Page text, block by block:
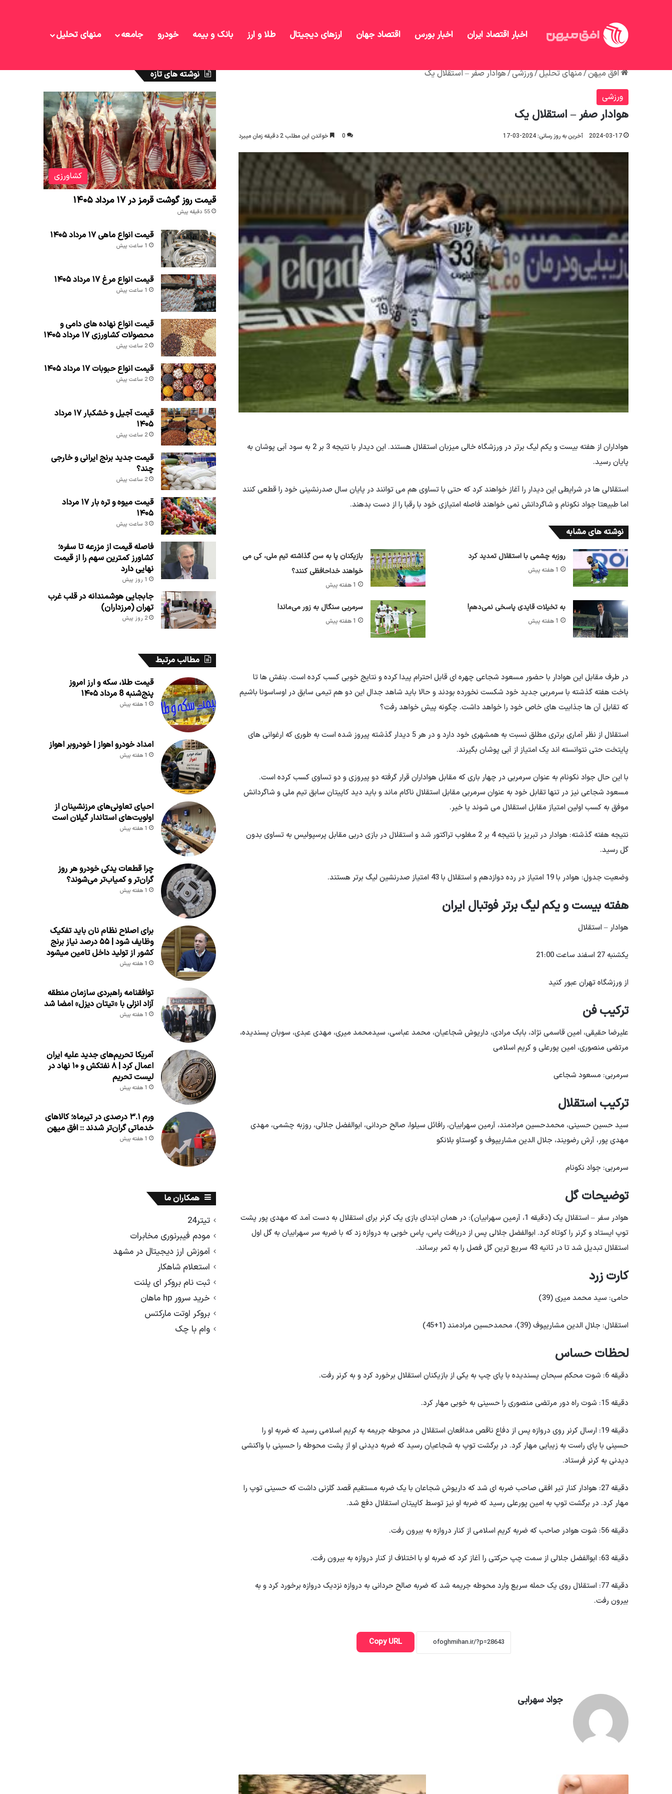
اخبار اقتصاد ایران اخبار بورس اقتصاد جهان ارزهای دیجیتال طلا و ارز بانک و بیمه خودرو جامعه منهای تحلیل
افق میهن/منهای تحلیل/ورزشی/هوادار صفر – استقلال یک
ورزشی
هوادار صفر – استقلال یک
2024-03-17 آخرین به روز رسانی: 2024-03-17 0 خواندن این مطلب 2 دقیقه زمان میبرد
هواداران از هفته بیست و یکم لیگ برتر در ورزشگاه خالی میزبان استقلال هستند. این دیدار با نتیجه 3 بر 2 به سود آبی پوشان به
پایان رسید.
استقلالی ها در شرایطی این دیدار را آغاز خواهند کرد که حتی با تساوی هم می توانند در پایان سال صدرنشینی خود را قطعی کنند
اما طبیعتا جواد نکونام و شاگردانش نمی خواهند فاصله امتیازی خود با رقبا را از دست بدهند.
نوشته های مشابه
روزبه چشمی با استقلال تمدید کرد
1 هفته پیش
بازیکنان پا به سن گذاشته تیم ملی، کی می
خواهند خداحافظی کنند؟
1 هفته پیش
به تخیلات قایدی پاسخی نمی‌دهم!
1 هفته پیش
سرمربی سنگال به زور می‌ماند!
1 هفته پیش
در طرف مقابل این هوادار با حضور مسعود شجاعی چهره ای قابل احترام پیدا کرده و نتایج خوبی کسب کرده است. بنفش ها تا
باخت هفته گذشته با سرمربی جدید خود شکست نخورده بودند و حالا باید شاهد جدال این دو هم تیمی سابق در اوساسونا باشیم
که تقابل آن ها جذابیت های خاص خود را خواهد داشت. چگونه پیش خواهد رفت؟
استقلال از نظر آماری برتری مطلق نسبت به همشهری خود دارد و در هر 5 دیدار گذشته پیروز شده است به طوری که ارغوانی های
پایتخت حتی نتوانسته اند یک امتیاز از آبی پوشان بگیرند.
با این حال جواد نکونام به عنوان سرمربی در چهار باری که مقابل هواداران قرار گرفته دو پیروزی و دو تساوی کسب کرده است.
مسعود شجاعی نیز در تنها تقابل خود به عنوان سرمربی مقابل استقلال ناکام ماند و باید دید کاپیتان سابق تیم ملی و شاگردانش
موفق به کسب اولین امتیاز مقابل استقلال می شوند یا خیر.
نتیجه هفته گذشته: هوادار در تبریز با نتیجه 4 بر 2 مغلوب تراکتور شد و استقلال در بازی دربی مقابل پرسپولیس به تساوی بدون
گل رسید.
وضعیت جدول: هوادر با 19 امتیاز در رده دوازدهم و استقلال با 43 امتیاز صدرنشین لیگ برتر هستند.
هفته بیست و یکم لیگ برتر فوتبال ایران
هوادار – استقلال
یکشنبه 27 اسفند ساعت 21:00
از ورزشگاه تهران عبور کنید
ترکیب فن
علیرضا حقیقی، امین قاسمی نژاد، بابک مرادی، داریوش شجاعیان، محمد عباسی، سیدمحمد میری، مهدی عبدی، سوبان پسندیده،
مرتضی منصوری، امین پورعلی و کریم اسلامی
سرمربی: مسعود شجاعی
ترکیب استقلال
سید حسین حسینی، محمدحسین مرادمند، آرمین سهرابیان، رافائل سیلوا، صالح حردانی، ابوالفضل جلالی، روزبه چشمی، مهدی
مهدی پور، آرش رضویند، جلال الدین مشاریپوف و گوستاو بلانکو
سرمربی: جواد نکونام
توضیحات گل
هوادر سفر – استقلال یک (دقیقه 1، آرمین سهرابیان): در همان ابتدای بازی یک کرنر برای استقلال به دست آمد که مهدی پور پشت
توپ ایستاد و کرنر را کوتاه کرد. ابوالفضل جلالی پس از دریافت پاس، پاس خوبی به دروازه زد که با ضربه سر سهرابیان به گل اول
استقلال تبدیل شد تا در ثانیه 43 سریع ترین گل فصل را به ثمر برساند.
کارت زرد
حامی: سید محمد میری (39)
استقلال: جلال الدین مشاریپوف (39)، محمدحسین مرادمند (1+45)
لحظات حساس
دقیقه 6: شوت محکم سبحان پسندیده با پای چپ به یکی از بازیکنان استقلال برخورد کرد و به کرنر رفت.
دقیقه 15: شوت راه دور مرتضی منصوری را حسینی به خوبی مهار کرد.
دقیقه 19: ارسال کرنر روی دروازه پس از دفاع ناقص مدافعان استقلال در محوطه جریمه به کریم اسلامی رسید که ضربه او را
حسینی با پای راست به زیبایی مهار کرد. در برگشت توپ به شجاعیان رسید که ضربه دیدنی او از پشت محوطه را حسینی با واکنشی
دیدنی به کرنر فرستاد.
دقیقه 27: هوادار کنار تیر افقی صاحب ضربه ای شد که داریوش شجاعان با یک ضربه مستقیم قصد گلزنی داشت که حسینی توپ را
مهار کرد. در برگشت توپ به امین پورعلی رسید که ضربه او نیز توسط کاپیتان استقلال دفع شد.
دقیقه 56: شوت هوادر صاحب که ضربه کریم اسلامی از کنار دروازه به بیرون رفت.
دقیقه 63: ابوالفضل جلالی از سمت چپ حرکتی را آغاز کرد که ضربه او با اختلاف از کنار دروازه به بیرون رفت.
دقیقه 77: استقلال روی یک حمله سریع وارد محوطه جریمه شد که ضربه صالح حردانی به دروازه نزدیک دروازه برخورد کرد و به
بیرون رفت.
Copy URL
جواد سهرابی
نوشته های تازه
کشاورزی
قیمت روز گوشت قرمز در ۱۷ مرداد ۱۴۰۵
55 دقیقه پیش
قیمت انواع ماهی ۱۷ مرداد ۱۴۰۵
1 ساعت پیش
قیمت انواع مرغ ۱۷ مرداد ۱۴۰۵
1 ساعت پیش
قیمت انواع نهاده های دامی و
محصولات کشاورزی ۱۷ مرداد ۱۴۰۵
2 ساعت پیش
قیمت انواع حبوبات ۱۷ مرداد ۱۴۰۵
2 ساعت پیش
قیمت آجیل و خشکبار ۱۷ مرداد
۱۴۰۵
2 ساعت پیش
قیمت جدید برنج ایرانی و خارجی
چند؟
2 ساعت پیش
قیمت میوه و تره بار ۱۷ مرداد
۱۴۰۵
3 ساعت پیش
فاصله قیمت از مزرعه تا سفره؛
کشاورز کمترین سهم را از قیمت
نهایی دارد
1 روز پیش
جابجایی هوشمندانه در قلب غرب
تهران (مرزداران)
2 روز پیش
مطالب مرتبط
قیمت طلا، سکه و ارز امروز
پنج‌شنبه 8 مرداد ۱۴۰۵
1 هفته پیش
امداد خودرو اهواز | خودروبر اهواز
1 هفته پیش
احیای تعاونی‌های مرزنشینان از
اولویت‌های استاندار گیلان است
1 هفته پیش
چرا قطعات یدکی خودرو هر روز
گران‌تر و کمیاب‌تر می‌شوند؟
1 هفته پیش
برای اصلاح نظام نان باید تفکیک
وظایف شود | ۵۵ درصد نیاز برنج
کشور از تولید داخل تامین میشود
1 هفته پیش
توافقنامه راهبردی سازمان منطقه
آزاد انزلی با «تیتان دیزل» امضا شد
1 هفته پیش
آمریکا تحریم‌های جدید علیه ایران
اعمال کرد | ۸ نفتکش و ۱۰ نهاد در
لیست تحریم
1 هفته پیش
ورم ۳.۱ درصدی در تیرماه؛ کالاهای
خدماتی گران‌تر شدند :: افق میهن
1 هفته پیش
همکاران ما
تیتر24
مودم فیبرنوری مخابرات
آموزش ارز دیجیتال در مشهد
استعلام شاهکار
ثبت نام بروکر ای پلنت
خرید سرور hp ماهان
بروکر اوتت مارکتس
وام با چک